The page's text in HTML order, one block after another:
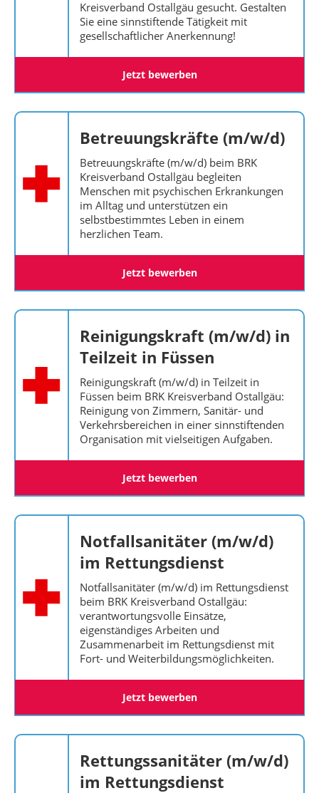
Kreisverband Ostallgäu gesucht. Gestalten
Sie eine sinnstiftende Tätigkeit mit
gesellschaftlicher Anerkennung!
Jetzt bewerben
Betreuungskräfte (m/w/d)
Betreuungskräfte (m/w/d) beim BRK
Kreisverband Ostallgäu begleiten
Menschen mit psychischen Erkrankungen
im Alltag und unterstützen ein
selbstbestimmtes Leben in einem
herzlichen Team.
Jetzt bewerben
Reinigungskraft (m/w/d) in
Teilzeit in Füssen
Reinigungskraft (m/w/d) in Teilzeit in
Füssen beim BRK Kreisverband Ostallgäu:
Reinigung von Zimmern, Sanitär- und
Verkehrsbereichen in einer sinnstiftenden
Organisation mit vielseitigen Aufgaben.
Jetzt bewerben
Notfallsanitäter (m/w/d)
im Rettungsdienst
Notfallsanitäter (m/w/d) im Rettungsdienst
beim BRK Kreisverband Ostallgäu:
verantwortungsvolle Einsätze,
eigenständiges Arbeiten und
Zusammenarbeit im Rettungsdienst mit
Fort- und Weiterbildungsmöglichkeiten.
Jetzt bewerben
Rettungssanitäter (m/w/d)
im Rettungsdienst